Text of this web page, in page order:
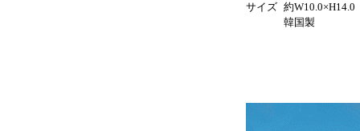
サイズ 約W10.0×H14.0
韓国製